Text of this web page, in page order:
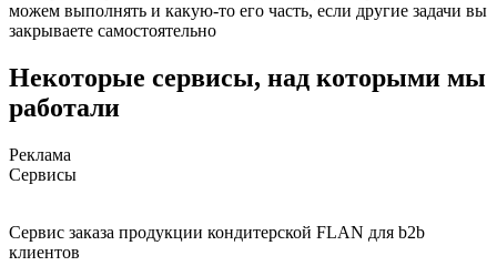
можем выполнять и какую-то его часть, если другие задачи вы
закрываете самостоятельно
Некоторые сервисы, над которыми мы
работали
Реклама
Сервисы
Сервис заказа продукции кондитерской FLAN для b2b
клиентов